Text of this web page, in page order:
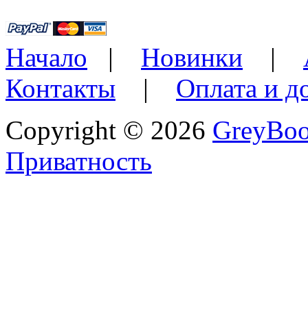
Начало | Новинки |
Контакты | Оплата и
Copyright © 2026
Приватность